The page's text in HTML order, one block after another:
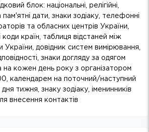
блок: національні, релігійні,
дати, знаки зодіаку, телефонні
та обласних центрів України,
коди країн, таблиця відстаней між
довідник систем вимірювання,
знаки догляду за одягом
на кожен день року з організатором
календарем на поточний/наступний
тижня, знаку зодіаку, іменинників
внесення контактів